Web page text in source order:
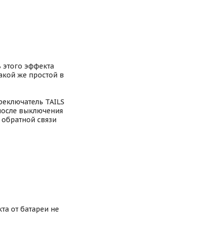
эффекта
же простой в
TAILS
выключения
связи
от батареи не